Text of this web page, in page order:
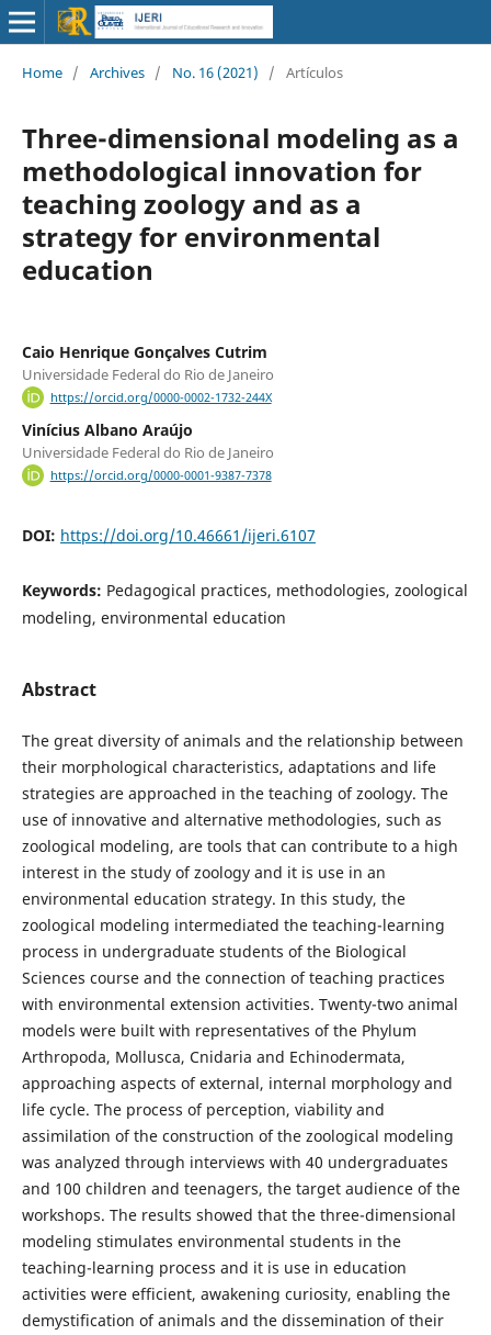
Home / Archives / No. 16 (2021) / Artículos
Three-dimensional modeling as a
methodological innovation for
teaching zoology and as a
strategy for environmental
education
Caio Henrique Gonçalves Cutrim
Universidade Federal do Rio de Janeiro
https://orcid.org/0000-0002-1732-244X
Vinícius Albano Araújo
Universidade Federal do Rio de Janeiro
https://orcid.org/0000-0001-9387-7378
DOI: https://doi.org/10.46661/ijeri.6107
Keywords: Pedagogical practices, methodologies, zoological
modeling, environmental education
Abstract
The great diversity of animals and the relationship between
their morphological characteristics, adaptations and life
strategies are approached in the teaching of zoology. The
use of innovative and alternative methodologies, such as
zoological modeling, are tools that can contribute to a high
interest in the study of zoology and it is use in an
environmental education strategy. In this study, the
zoological modeling intermediated the teaching-learning
process in undergraduate students of the Biological
Sciences course and the connection of teaching practices
with environmental extension activities. Twenty-two animal
models were built with representatives of the Phylum
Arthropoda, Mollusca, Cnidaria and Echinodermata,
approaching aspects of external, internal morphology and
life cycle. The process of perception, viability and
assimilation of the construction of the zoological modeling
was analyzed through interviews with 40 undergraduates
and 100 children and teenagers, the target audience of the
workshops. The results showed that the three-dimensional
modeling stimulates environmental students in the
teaching-learning process and it is use in education
activities were efficient, awakening curiosity, enabling the
demystification of animals and the dissemination of their